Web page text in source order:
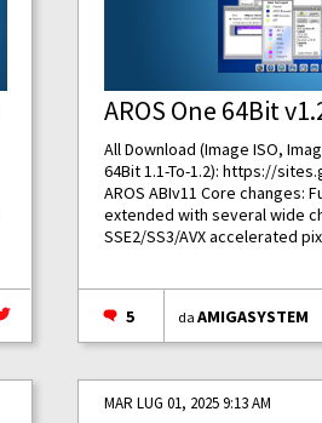
AROS One 64Bit
All Download (Image ISO,
64Bit 1.1-To-1.2): https://
AROS ABIv11 Core changes:
extended with several wide
SSE2/SS3/AVX accelerated
5 daAMIGASYSTEM
MAR LUG 01, 2025 9:13 AM